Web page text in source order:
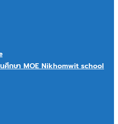
ศึกษา MOE Nikhomwit school